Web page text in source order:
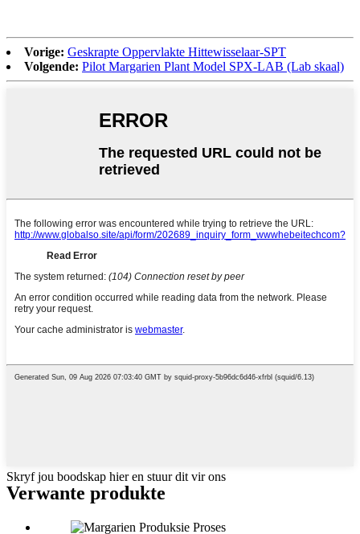
Vorige: Geskrapte Oppervlakte Hittewisselaar-SPT
Volgende: Pilot Margarien Plant Model SPX-LAB (Lab skaal)
Skryf jou boodskap hier en stuur dit vir ons
Verwante produkte